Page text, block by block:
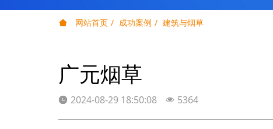
网站首页 成功案例 建筑与烟草
广元烟草
2024-08-29 18:50:08 5364